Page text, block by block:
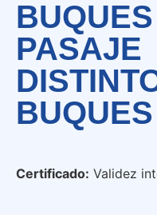
PASAJE
Certificado: Validez